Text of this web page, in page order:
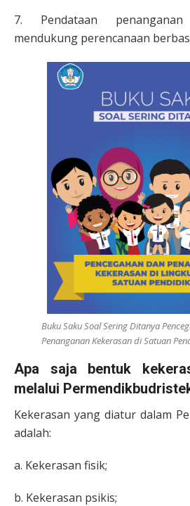
7. Pendataan
mendukung perencanaan
Buku Saku Soal Sering Ditanya
Penanganan Kekerasan di Satuan
Apa saja bentuk
melalui
Kekerasan yang diatur dalam
adalah:
a. Kekerasan fisik;
b. Kekerasan psikis;